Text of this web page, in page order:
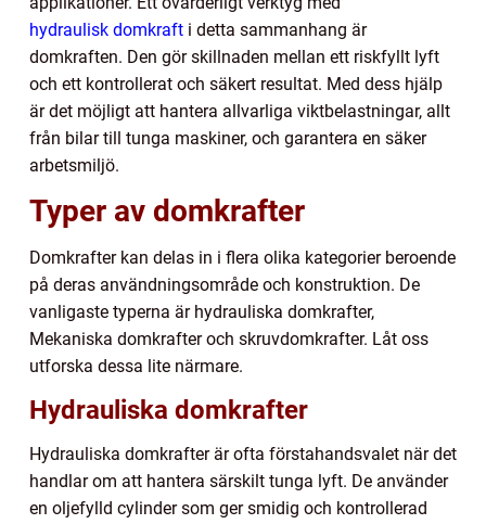
hydraulisk domkraft i detta sammanhang är
domkraften. Den gör skillnaden mellan ett riskfyllt lyft
och ett kontrollerat och säkert resultat. Med dess hjälp
är det möjligt att hantera allvarliga viktbelastningar, allt
från bilar till tunga maskiner, och garantera en säker
arbetsmiljö.
Typer av domkrafter
Domkrafter kan delas in i flera olika kategorier beroende
på deras användningsområde och konstruktion. De
vanligaste typerna är hydrauliska domkrafter,
Mekaniska domkrafter och skruvdomkrafter. Låt oss
utforska dessa lite närmare.
Hydrauliska domkrafter
Hydrauliska domkrafter är ofta förstahandsvalet när det
handlar om att hantera särskilt tunga lyft. De använder
en oljefylld cylinder som ger smidig och kontrollerad